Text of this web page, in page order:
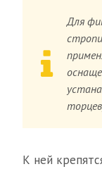
Для
К ней